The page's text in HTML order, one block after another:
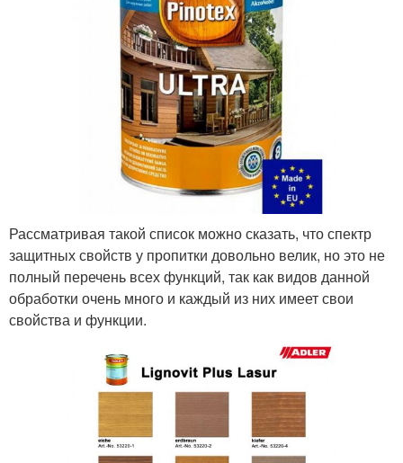
Рассматривая такой список можно сказать, что спектр
защитных свойств у пропитки довольно велик, но это не
полный перечень всех функций, так как видов данной
обработки очень много и каждый из них имеет свои
свойства и функции.